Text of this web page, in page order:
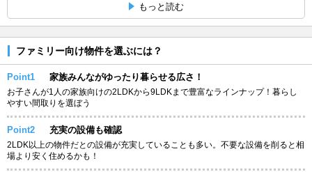
もっと読む
ファミリー向け物件を選ぶには？
Point1 家族みんながゆったり暮らせる広さ！
お子さんが1人の家族向けの2LDKから9LDKまで豊富なラインナップ！暮らし
やすい間取りを選ぼう
Point2 充実の設備も確認
2LDK以上の物件だとの設備が充実していることも多い。不要な設備を削ると相
場より安く住めるかも！